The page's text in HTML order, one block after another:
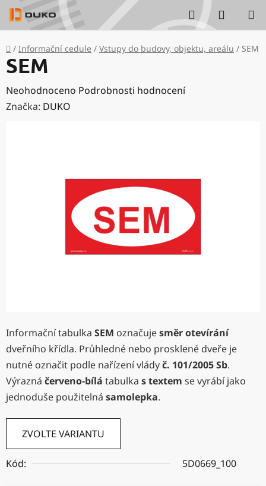
Přejít
na
obsah
Hledat
KOŠÍK
Domů
/ Informační cedule / Vstupy do budovy, objektu, areálu / SEM
Informační tabulka SEM označujesměr otevírání
dveřního křídla. Průhledné nebo prosklené dveře je
nutné označit podle nařízení vládyč. 101/2005 Sb.
Výrazná červeno-bílá tabulka s textem se vyrábí jako
jednoduše použitelná samolepka.
ZVOLTE VARIANTU
Kód: 5D0669_100
SEM
Průměrné
hodnocení
Neohodnoceno Podrobnosti hodnocení
Značka: DUKO